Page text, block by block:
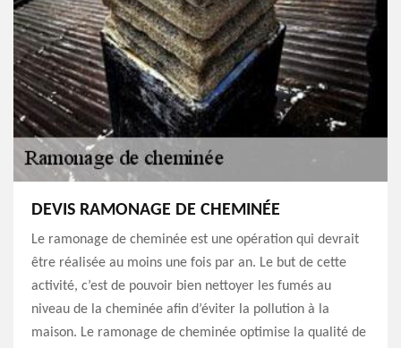
DEVIS RAMONAGE DE CHEMINÉE
Le ramonage de cheminée est une opération qui devrait
être réalisée au moins une fois par an. Le but de cette
activité, c’est de pouvoir bien nettoyer les fumés au
niveau de la cheminée afin d’éviter la pollution à la
maison. Le ramonage de cheminée optimise la qualité de